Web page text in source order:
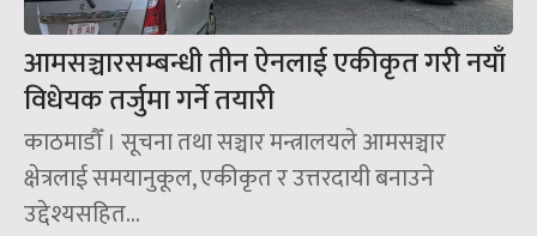
आमसञ्चारसम्बन्धी तीन ऐनलाई एकीकृत गरी नयाँ
विधेयक तर्जुमा गर्ने तयारी
काठमाडौँ । सूचना तथा सञ्चार मन्त्रालयले आमसञ्चार
क्षेत्रलाई समयानुकूल, एकीकृत र उत्तरदायी बनाउने
उद्देश्यसहित...